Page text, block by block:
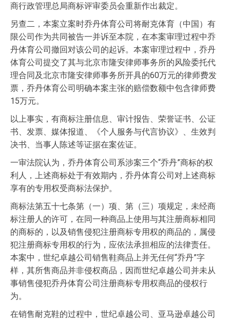
商行政管理总局商标评审委员会重新作出裁定。
另查二，本案立案时乔丹体育公司将耐克体育（中国）有
限公司作为共同被告一并诉至本院，在本案审理过程中乔
丹体育公司撤回对该公司的起诉。本案审理过程中，乔丹
体育公司提交了其与北京市隆安律师事务所的风险委托代
理合同及北京市隆安律师事务所开具的60万元的律师费发
票，乔丹体育公司明确本案主张的赔偿数额中包含律师费
15万元。
以上事实，有商标注册信息、审计报告、荣誉证书、公证
书、发票、媒体报道、《个人服务与代言协议》、生效判
决书、当事人陈述等证据在案佐证。
一审法院认为，乔丹体育公司系涉案三个“乔丹”商标的权
利人，上述商标处于有效期内，乔丹体育公司对上述商标
享有的专用权受商标法保护。
商标法第五十七条第（一）项、第（三）项规定，未经商
标注册人的许可，在同一种商品上使用与其注册商标相同
的商标的，以及销售侵犯注册商标专用权的商品的，属侵
犯注册商标专用权的行为，应依法承担相应的法律责任。
本案中，世纪卓越公司销售鞋商品上并无任何“乔丹”字
样，其所售商品并非侵权商品，因而世纪卓越公司并未从
事销售侵犯乔丹体育公司注册商标专用权商品的侵权行
为。
在销售耐克鞋的过程中，世纪卓越公司、亚马逊卓越公司